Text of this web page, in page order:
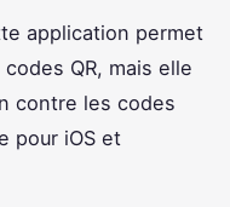
application permet
QR, mais elle
contre les codes
pour iOS et